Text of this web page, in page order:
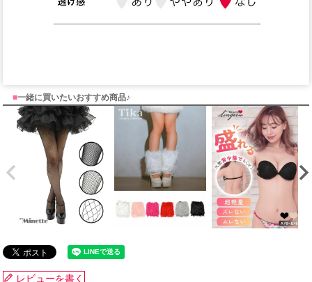
■一緒に買いたいおすすめ商品♪
レビューを書く